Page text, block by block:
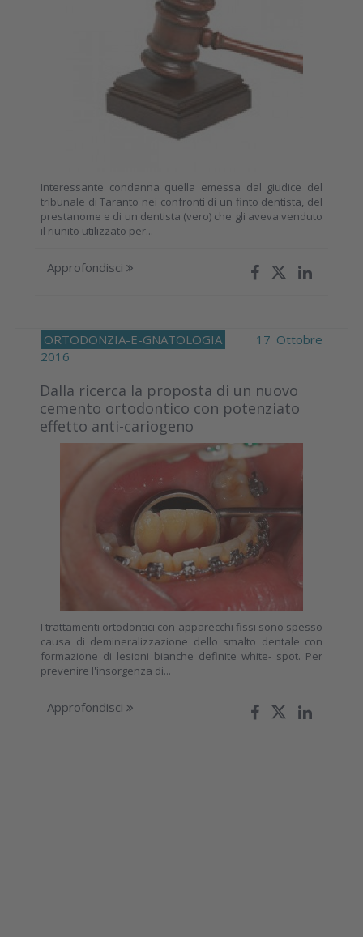
Interessante condanna quella emessa dal giudice del
tribunale di Taranto nei confronti di un finto dentista, del
prestanome e di un dentista (vero) che gli aveva venduto
il riunito utilizzato per...
Approfondisci
ORTODONZIA-E-GNATOLOGIA
17 Ottobre
2016
Dalla ricerca la proposta di un nuovo
cemento ortodontico con potenziato
effetto anti-cariogeno
I trattamenti ortodontici con apparecchi fissi sono spesso
causa di demineralizzazione dello smalto dentale con
formazione di lesioni bianche definite white- spot. Per
prevenire l'insorgenza di...
Approfondisci